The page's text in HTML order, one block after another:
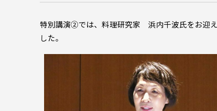
特別講演②では、料理研究家 浜内千波氏をお迎
した。